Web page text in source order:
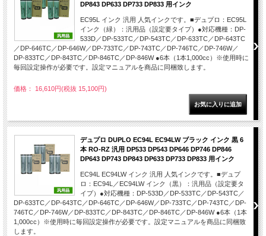
DP843 DP633 DP733 DP833 用インク
EC95L インク 汎用 人気インクです。■デュプロ：EC95L
インク（緑）：汎用品（設定要タイプ）●対応機種：DP-
533D／DP-533TC／DP-543TC／DP-633TC／DP-643TC
／DP-646TC／DP-646W／DP-733TC／DP-743TC／DP-746TC／DP-746W／
DP-833TC／DP-843TC／DP-846TC／DP-846W ●6本（1本1,000cc）※使用時に
毎回設定操作が必要です。設定マニュアルを商品に同梱致します。
価格： 16,610円(税抜 15,100円)
デュプロ DUPLO EC94L EC94LW ブラック インク 黒 6
本 RO-RZ 汎用 DP533 DP543 DP646 DP746 DP846
DP643 DP743 DP843 DP633 DP733 DP833 用インク
EC94L EC94LW インク 汎用 人気インクです。■デュプ
ロ：EC94L／EC94LW インク（黒）：汎用品（設定要タ
イプ）●対応機種：DP-533D／DP-533TC／DP-543TC／
DP-633TC／DP-643TC／DP-646TC／DP-646W／DP-733TC／DP-743TC／DP-
746TC／DP-746W／DP-833TC／DP-843TC／DP-846TC／DP-846W ●6本（1本
1,000cc）※使用時に毎回設定操作が必要です。設定マニュアルを商品に同梱致
します。